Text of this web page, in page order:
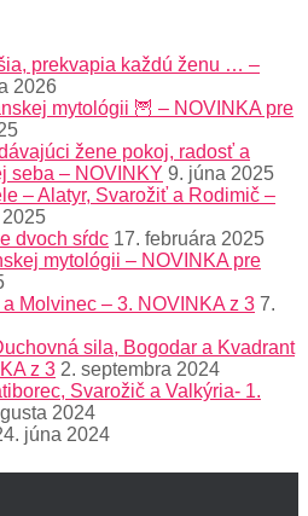
prekvapia každú ženu … –
2026
mytológii 🦉 – NOVINKA pre
žene pokoj, radosť a
seba – NOVINKY 9. júna 2025
– Alatyr, Svarožiť a Rodimič –
dvoch sŕdc 17. februára 2025
mytológii – NOVINKA pre
Molvinec – 3. NOVINKA z 3 7.
sila, Bogodar a Kvadrant
z 3 2. septembra 2024
Svarožič a Valkýria- 1.
2024
júna 2024